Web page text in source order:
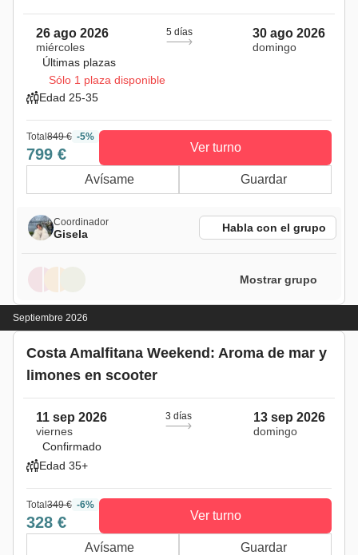
26 ago 2026
miércoles
5 días 30 ago 2026
domingo
Últimas plazas
Sólo 1 plaza disponible
Edad 25-35
Total849 € -5%
799 € Ver turno
Avísame Guardar
Coordinador
Gisela Habla con el grupo
Mostrar grupo
Septiembre 2026
Costa Amalfitana Weekend: Aroma de mar y
limones en scooter
11 sep 2026
viernes
3 días 13 sep 2026
domingo
Confirmado
Edad 35+
Total349 € -6%
328 € Ver turno
Avísame Guardar